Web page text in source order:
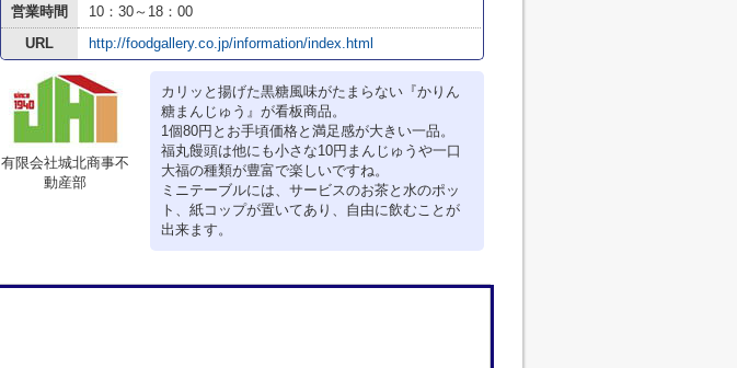
営業時間
10：30～18：00
URL
http://foodgallery.co.jp/information/index.html
有限会社城北商事不
動産部
カリッと揚げた黒糖風味がたまらない『かりん
糖まんじゅう』が看板商品。
1個80円とお手頃価格と満足感が大きい一品。
福丸饅頭は他にも小さな10円まんじゅうや一口
大福の種類が豊富で楽しいですね。
ミニテーブルには、サービスのお茶と水のポッ
ト、紙コップが置いてあり、自由に飲むことが
出来ます。